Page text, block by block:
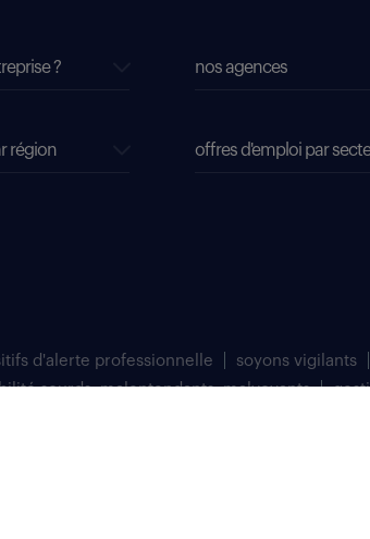
? nos agences
région offres d'emploi par
d'alerte professionnelle
soyons vigilants
sourds, malentendants, malvoyants